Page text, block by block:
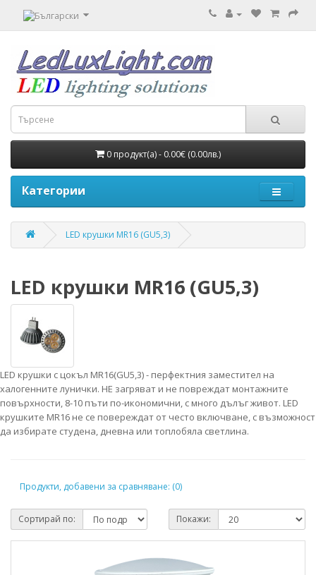
0 продукт(а) - 0.00€ (0.00лв.)
Категории
LED крушки MR16 (GU5,3)
LED крушки MR16 (GU5,3)
LED крушки с цокъл MR16(GU5,3) - перфектния заместител на
халогенните лунички. НЕ загряват и не повреждат монтажните
повърхности, 8-10 пъти по-икономични, с много дълъг живот. LED
крушките MR16 не се повереждат от често включване, с възможност
да избирате студена, дневна или топлобяла светлина.
Продукти, добавени за сравняване: (0)
Сортирай по: Покажи: